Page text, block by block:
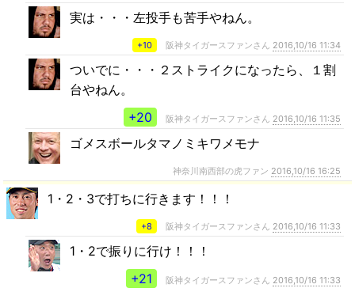
実は・・・左投手も苦手やねん。
+10 阪神タイガースファンさん 2016,10/16 11:34
ついでに・・・２ストライクになったら、１割
台やねん。
+20
阪神タイガースファンさん 2016,10/16 11:35
ゴメスボールタマノミキワメモナ
神奈川南西部の虎ファン 2016,10/16 16:25
1・2・3で打ちに行きます！！！
+8 阪神タイガースファンさん 2016,10/16 11:33
1・2で振りに行け！！！
+21
阪神タイガースファンさん 2016,10/16 11:33